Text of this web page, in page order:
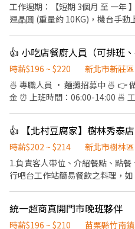
工作週期：【短期 3個月 至 一年
運晶圓 (重量約 10KG)，機台手動
任獎金(任期一年) : >> 整年度平
留任獎金 日/夜 (20000 / 58000)
(分成4份每季發放一份) 《休假制
15-16天) 【上班地點】 桃園市龜山區華亞五路2號 📩 【火速卡位應
核，敏感欄位（身分證/詳細地址
言： 👉https://lin.ee/OBnhVN5 私訊留下 ⌜姓名+電話 +應徵半導
體大廠」💥
時薪$196 ~ $220
新北市新莊區
🍜 專職人員 · 麵攤招募中 🍜 👉 做得好一定加薪 👉 滿3個月再加獎
金 ⏰ 上班時間：06:00-14:00 🍜 工作內容 煮麵｜出餐｜備料｜收攤
缺人中！想賺錢就來 🍜 時薪人員 · 麵攤招募中 🍜 ．點餐結帳、送
餐。 ．維持店內整潔。 ．煮麵、切小菜等等。 工
18:30、12:00～20:00、 20:00～
時薪$202 ~ $214
新北市樹林區
1.負責客人帶位、介紹餐點、點
行吧台工作站簡易餐飲之料理，
統一超商真開門市晚班夥伴
時薪$196 ~ $210
苗栗縣竹南鎮